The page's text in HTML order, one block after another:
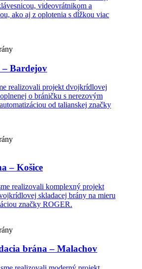
– Bardejov
– Košice
brána – Malachov